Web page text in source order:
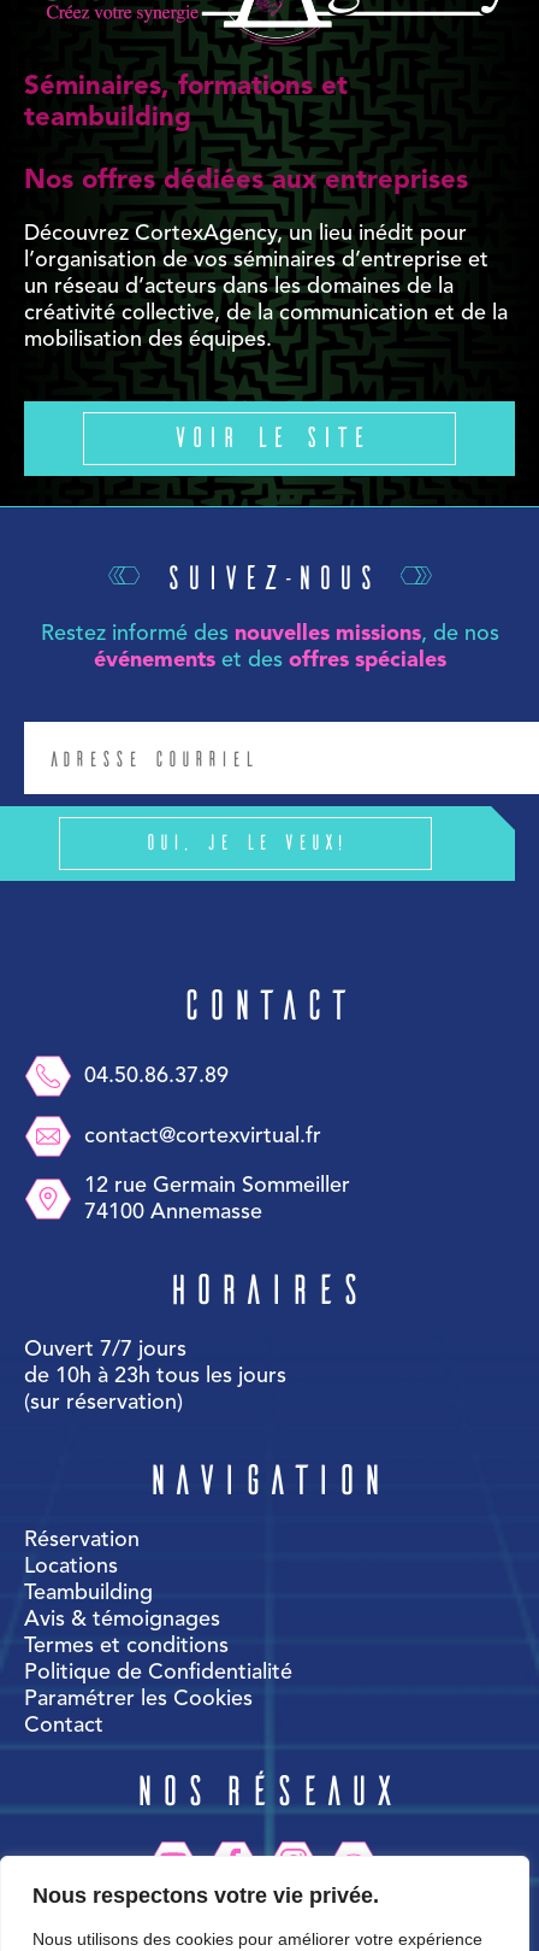
Nous respectons votre vie privée.
Nous utilisons des cookies pour améliorer votre expérience
Séminaires, formations et
teambuilding
Nos offres dédiées aux entreprises
Découvrez CortexAgency, un lieu inédit pour
l’organisation de vos séminaires d’entreprise et
un réseau d’acteurs dans les domaines de la
créativité collective, de la communication et de la
mobilisation des équipes.
Voir le site
Suivez-nous
Restez informé des nouvelles missions, de nos
événementset des offres spéciales
Oui, je le veux!
Contact
04.50.86.37.89
contact@cortexvirtual.fr
12 rue Germain Sommeiller
74100 Annemasse
Horaires
Ouvert 7/7 jours
de 10h à 23h tous les jours
(sur réservation)
Navigation
Réservation
Locations
Teambuilding
Avis & témoignages
Termes et conditions
Politique de Confidentialité
Paramétrer les Cookies
Contact
Nos réseaux
CortexWorld